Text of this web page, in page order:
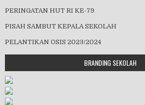
PERINGATAN HUT RI KE-79
PISAH SAMBUT KEPALA SEKOLAH
PELANTIKAN OSIS 2023/2024
BRANDING SEKOLAH